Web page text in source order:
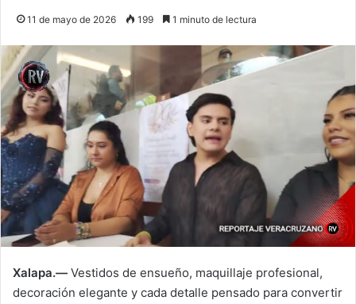
11 de mayo de 2026 199 1 minuto de lectura
Xalapa.— Vestidos de ensueño, maquillaje profesional,
decoración elegante y cada detalle pensado para convertir